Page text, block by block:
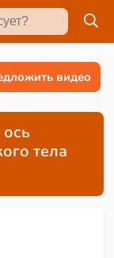
видео
тела